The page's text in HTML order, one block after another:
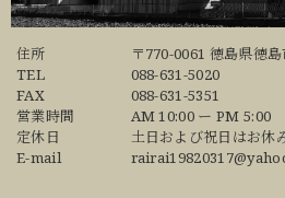
住所
〒770-0061 徳島県徳
TEL
088-631-5020
FAX
088-631-5351
営業時間
AM 10:00 ー PM 5:00
定休日
土日および祝日はお休
E-mail